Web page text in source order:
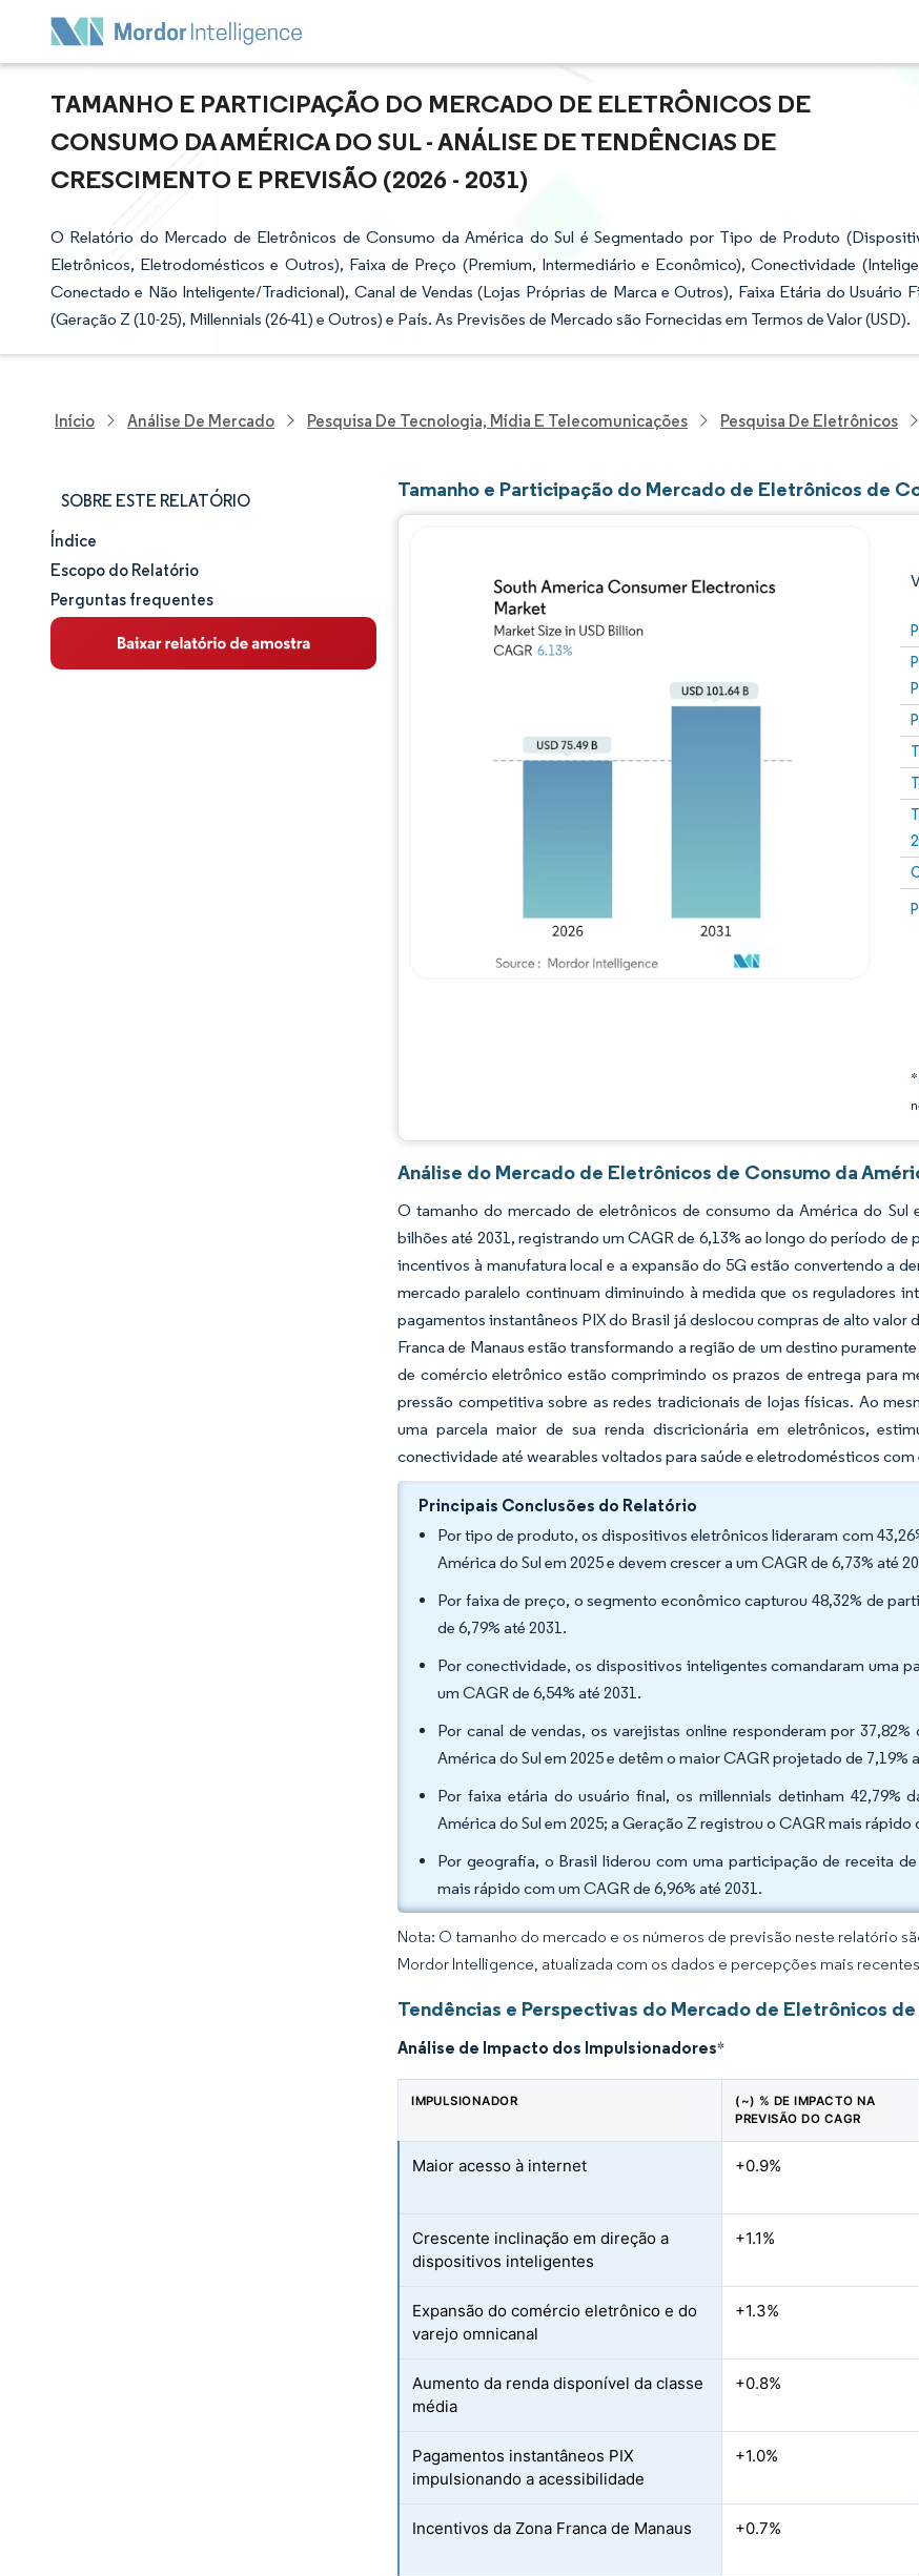
TAMANHO E PARTICIPAÇÃO DO MERCADO DE ELETRÔNICOS DE
CONSUMO DA AMÉRICA DO SUL - ANÁLISE DE TENDÊNCIAS DE
CRESCIMENTO E PREVISÃO (2026 - 2031)
O Relatório do Mercado de Eletrônicos de Consumo da América do Sul é Segmentado por Tipo de Produto
Eletrônicos, Eletrodomésticos e Outros), Faixa de Preço (Premium, Intermediário e Econômico), Conectividade
Conectado e Não Inteligente/Tradicional), Canal de Vendas (Lojas Próprias de Marca e Outros), Faixa Etária do Usuário
(Geração Z (10-25), Millennials (26-41) e Outros) e País. As Previsões de Mercado são Fornecidas em Termos de Valor (USD).
Início Análise De Mercado Pesquisa De Tecnologia, Mídia E Telecomunicações Pesquisa De Eletrônicos
SOBRE ESTE RELATÓRIO
Tamanho e participação de mercado
Análise de mercado
Tendências e insights
Índice
Escopo do Relatório
Perguntas frequentes
Tamanho e Participação do Mercado de Eletrônicos de
Imagem © Mordor Intelligence. O reuso requer
Análise do Mercado de Eletrônicos de Consumo da
O tamanho do mercado de eletrônicos de consumo da América do Sul
bilhões até 2031, registrando um CAGR de 6,13% ao longo do período
incentivos à manufatura local e a expansão do 5G estão convertendo a
mercado paralelo continuam diminuindo à medida que os reguladores
pagamentos instantâneos PIX do Brasil já deslocou compras de alto
Franca de Manaus estão transformando a região de um destino
de comércio eletrônico estão comprimindo os prazos de entrega para
pressão competitiva sobre as redes tradicionais de lojas físicas. Ao
uma parcela maior de sua renda discricionária em eletrônicos,
conectividade até wearables voltados para saúde e eletrodomésticos
Principais Conclusões do Relatório
Por tipo de produto, os dispositivos eletrônicos lideraram com
América do Sul em 2025 e devem crescer a um CAGR de 6,73% até
Por faixa de preço, o segmento econômico capturou 48,32% de
de 6,79% até 2031.
Por conectividade, os dispositivos inteligentes comandaram uma
um CAGR de 6,54% até 2031.
Por canal de vendas, os varejistas online responderam por
América do Sul em 2025 e detêm o maior CAGR projetado de 7,19%
Por faixa etária do usuário final, os millennials detinham
América do Sul em 2025; a Geração Z registrou o CAGR mais rápido
Por geografia, o Brasil liderou com uma participação de receita
mais rápido com um CAGR de 6,96% até 2031.
Nota: O tamanho do mercado e os números de previsão neste relatório
Mordor Intelligence, atualizada com os dados e percepções mais
Tendências e Perspectivas do Mercado de Eletrônicos
Análise de Impacto dos Impulsionadores*
IMPULSIONADOR
(~) % DE IMPACTO NA
PREVISÃO DO CAGR
Maior acesso à internet +0.9%
Crescente inclinação em direção a
dispositivos inteligentes
+1.1%
Expansão do comércio eletrônico e do
varejo omnicanal
+1.3%
Aumento da renda disponível da classe
média
+0.8%
Pagamentos instantâneos PIX
impulsionando a acessibilidade
+1.0%
Incentivos da Zona Franca de Manaus +0.7%